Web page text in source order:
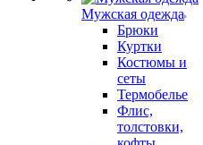
Мужская одежда
Брюки
Куртки
Костюмы и
сеты
Термобелье
Флис,
толстовки,